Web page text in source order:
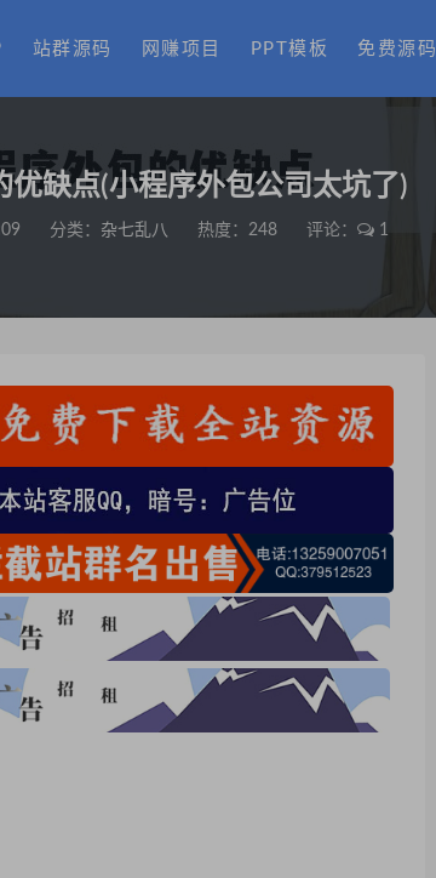
站群源码 网赚项目 PPT模板 免费源码
优缺点(小程序外包公司太坑了)
分类： 杂七乱八 热度：248 评论： 1